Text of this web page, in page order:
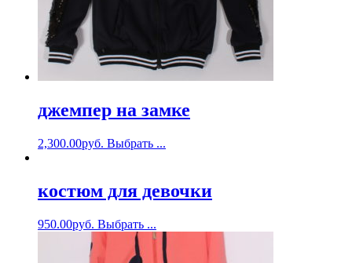
джемпер на замке
2,300.00руб. Выбрать ...
костюм для девочки
950.00руб. Выбрать ...